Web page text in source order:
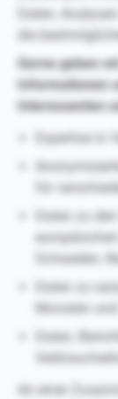
Daten,
die
Gerne geben
Informationen
Interessenten
Expertise in
für
Daten zu
Schweden,
Daten zu
Monaten
Daten,
An einer